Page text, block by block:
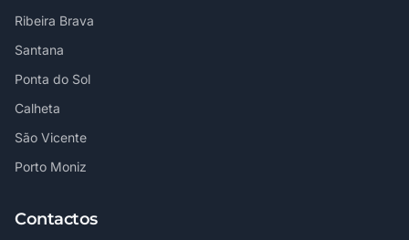
Ribeira Brava
Santana
Ponta do Sol
Calheta
São Vicente
Porto Moniz
Contactos